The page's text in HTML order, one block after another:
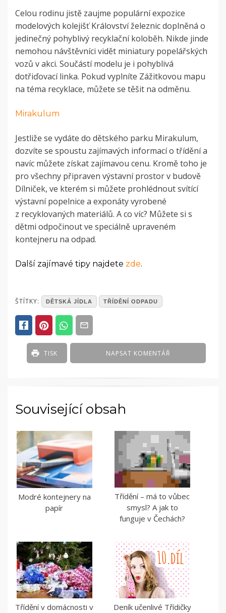
Celou rodinu jistě zaujme populární expozice
modelových kolejišť Království železnic doplněná o
jedinečný pohyblivý recyklační koloběh. Nikde jinde
nemohou návštěvníci vidět miniatury popelářských
vozů v akci. Součástí modelu je i pohyblivá
dotřiďovací linka. Pokud vyplníte Zážitkovou mapu
na téma recyklace, můžete se těšit na odměnu.
Mirakulum
Jestliže se vydáte do dětského parku Mirakulum,
dozvíte se spoustu zajímavých informací o třídění a
navíc můžete získat zajímavou cenu. Kromě toho je
pro všechny připraven výstavní prostor v budově
Dílniček, ve kterém si můžete prohlédnout svítící
výstavní popelnice a exponáty vyrobené
z recyklovaných materiálů. A co víc? Můžete si s
dětmi odpočinout ve speciálně upraveném
kontejneru na odpad.
Další zajímavé tipy najdete zde.
POSTED
ČLÁNKY
ŠTÍTKY: DĚTSKÁ JÍDLA TŘÍDĚNÍ ODPADU
NAPSAT KOMENTÁŘ
TISK
Související obsah
Modré kontejnery na
papír
Třídění – má to vůbec
smysl? A jak to
funguje v Čechách?
Třídění v domácnosti v
Deník učenlivé Třídičky